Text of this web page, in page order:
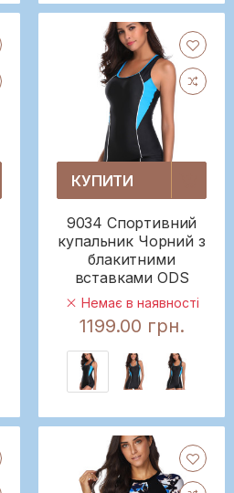
КУПИТИ
9034 Спортивний
купальник Чорний з
блакитними
вставками ODS
Немає в наявності
1199.00 грн.